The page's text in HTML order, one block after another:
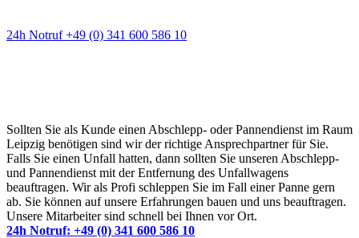
24h Notruf +49 (0) 341 600 586 10
Sollten Sie als Kunde einen Abschlepp- oder Pannendienst im Raum
Leipzig benötigen sind wir der richtige Ansprechpartner für Sie.
Falls Sie einen Unfall hatten, dann sollten Sie unseren Abschlepp-
und Pannendienst mit der Entfernung des Unfallwagens
beauftragen. Wir als Profi schleppen Sie im Fall einer Panne gern
ab. Sie können auf unsere Erfahrungen bauen und uns beauftragen.
Unsere Mitarbeiter sind schnell bei Ihnen vor Ort.
24h Notruf: +49 (0) 341 600 586 10